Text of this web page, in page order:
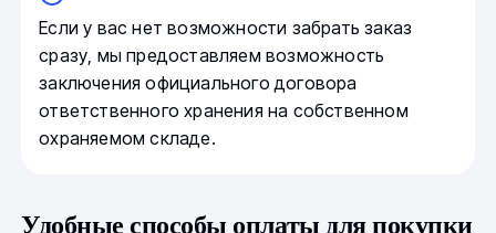
Если у вас нет возможности забрать заказ
сразу, мы предоставляем возможность
заключения официального договора
ответственного хранения на собственном
охраняемом складе.
Удобные способы оплаты для покупки